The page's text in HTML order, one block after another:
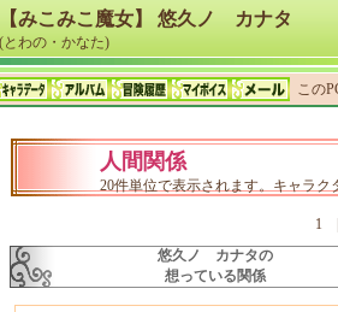
【みこみこ魔女】 悠久ノ カナタ
(とわの・かなた)
この
人間関係
20件単位で表示されます。キャラ
1
悠久ノ カナタの
想っている関係